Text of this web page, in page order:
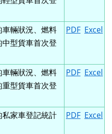
輛狀況、燃料
型貨車首次登
PDF Excel
輛狀況、燃料
型貨車首次登
PDF Excel
家車登記統計
PDF Excel